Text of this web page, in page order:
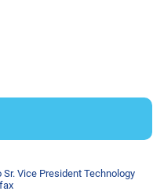
Vice President Technology